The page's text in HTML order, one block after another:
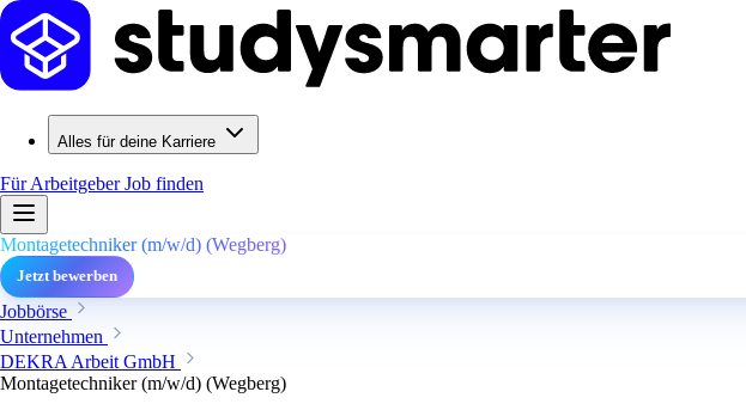
Alles für deine Karriere
Für ArbeitgeberJob finden
Montagetechniker (m/w/d) (Wegberg)
Jetzt bewerben
Jobbörse
Unternehmen
DEKRA Arbeit GmbH
Montagetechniker (m/w/d) (Wegberg)